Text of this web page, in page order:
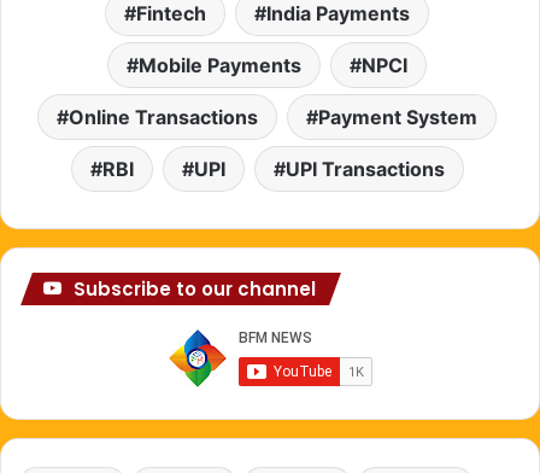
Fintech India Payments
Mobile Payments NPCI
Online Transactions Payment System
RBI UPI UPI Transactions
Subscribe to our channel